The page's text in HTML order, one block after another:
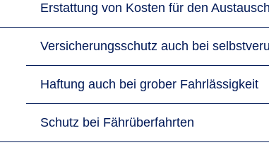
Erstattung von Kosten für den
Versicherungsschutz auch bei
Haftung auch bei grober Fahrlässigkeit
Schutz bei Fährüberfahrten